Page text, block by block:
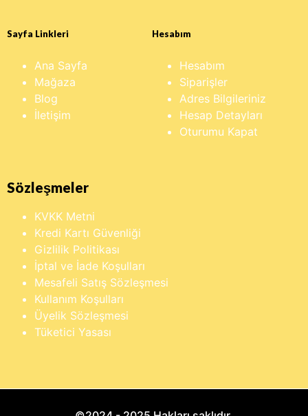
Sayfa Linkleri
Ana Sayfa
Mağaza
Blog
İletişim
Hesabım
Hesabım
Siparişler
Adres Bilgileriniz
Hesap Detayları
Oturumu Kapat
Sözleşmeler
KVKK Metni
Kredi Kartı Güvenliği
Gizlilik Politikası
İptal ve İade Koşulları
Mesafeli Satış Sözleşmesi
Kullanım Koşulları
Üyelik Sözleşmesi
Tüketici Yasası